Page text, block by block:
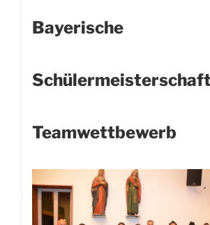
Bayerische
Teamwettbewerb